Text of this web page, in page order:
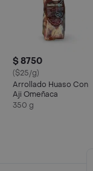
$ 8750
($25/g)
Arrollado Huaso Con
Aji Omeñaca
350 g